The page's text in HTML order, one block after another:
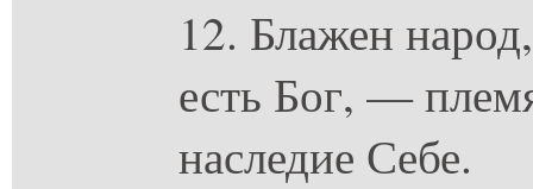
12. Блажен
есть Бог, —
наследие Себе.